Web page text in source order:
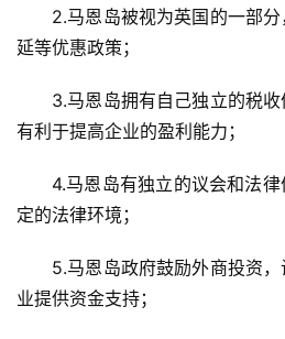
2.马恩岛被视为英国的一部
延等优惠政策；
3.马恩岛拥有自己独立的税收
有利于提高企业的盈利能力；
4.马恩岛有独立的议会和法
定的法律环境；
5.马恩岛政府鼓励外商投资
业提供资金支持；